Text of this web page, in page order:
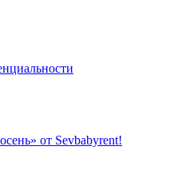
от Sevbabyrent!